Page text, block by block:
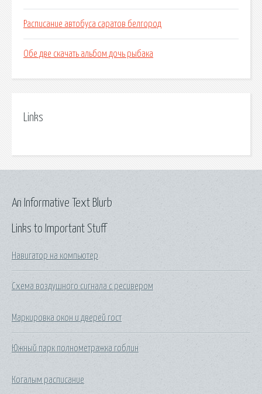
Расписание автобуса саратов белгород
Обе две скачать альбом дочь рыбака
Links
Links to Important Stuff
Навигатор на компьютер
Схема воздушного сигнала с ресивером
Маркировка окон и дверей гост
Южный парк полнометражка гоблин
Когалым расписание
An Informative Text Blurb